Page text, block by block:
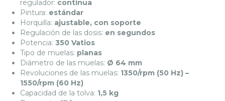
regulador: continua
Pintura: estándar
Horquilla: ajustable, con soporte
Regulación de las dosis: en segundos
Potencia: 350 Vatios
Tipo de muelas: planas
Diámetro de las muelas: Ø 64 mm
Revoluciones de las muelas: 1350/rpm (50 Hz) –
1550/rpm (60 Hz)
Capacidad de la tolva: 1,5 kg